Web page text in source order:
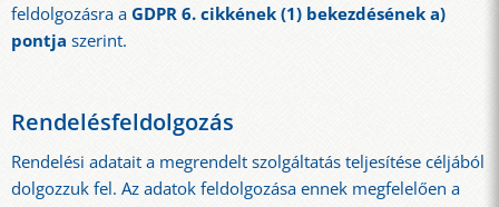
feldolgozásra aGDPR 6. cikkének (1) bekezdésének a)
pontja szerint.
Rendelésfeldolgozás
Rendelési adatait a megrendelt szolgáltatás teljesítése céljából
dolgozzuk fel. Az adatok feldolgozása ennek megfelelően a